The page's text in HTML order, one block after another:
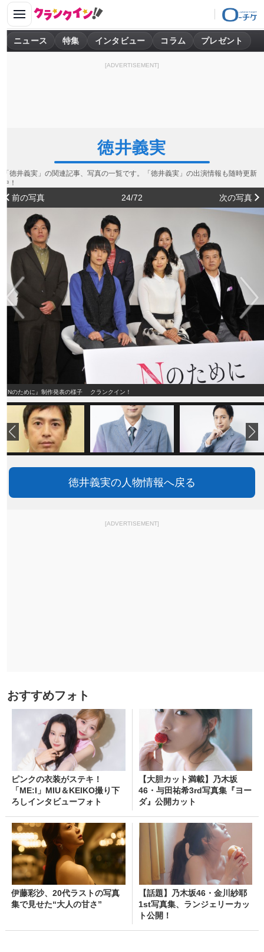
ニュース 特集 インタビュー コラム プレゼント
[ADVERTISEMENT]
徳井義実
「徳井義実」の関連記事、写真の一覧です。「徳井義実」の出演情報も随時更新
中！
前の写真 24/72 次の写真
『Nのために』制作発表の様子 クランクイン！
徳井義実の人物情報へ戻る
[ADVERTISEMENT]
おすすめフォト
ピンクの衣装がステキ！
「ME:I」MIU＆KEIKO撮り下
ろしインタビューフォト
【大胆カット満載】乃木坂
46・与田祐希3rd写真集『ヨー
ダ』公開カット
伊藤彩沙、20代ラストの写真
集で見せた“大人の甘さ”
【話題】乃木坂46・金川紗耶
1st写真集、ランジェリーカッ
ト公開！